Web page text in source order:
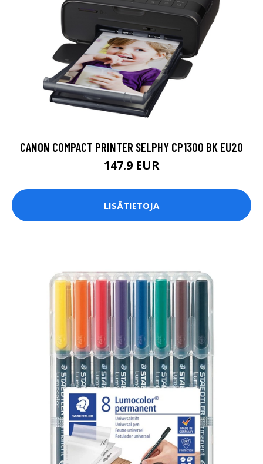
CANON COMPACT PRINTER SELPHY CP1300 BK EU20
147.9 EUR
LISÄTIETOJA